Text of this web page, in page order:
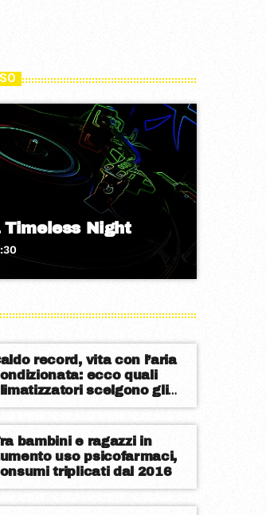
Timeless Night
record, vita con l’aria
ecco quali
scelgono gli
bambini e ragazzi in
uso psicofarmaci,
triplicati dal 2016